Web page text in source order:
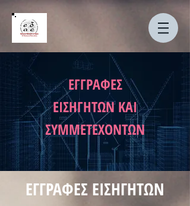
ΕΓΓΡΑΦΕΣ
ΕΙΣΗΓΗΤΩΝ ΚΑΙ
ΣΥΜΜΕΤΕΧΟΝΤΩΝ
ΕΓΓΡΑΦΕΣ ΕΙΣΗΓΗΤΩΝ